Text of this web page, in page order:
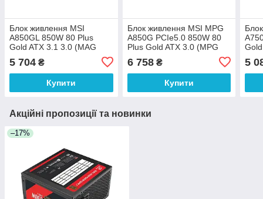
Блок живлення MSI
A850GL 850W 80 Plus
Gold ATX 3.1 3.0 (MAG
5 704 ₴
Купити
Блок живлення MSI MPG
A850G PCIe5.0 850W 80
Plus Gold ATX 3.0 (MPG
6 758₴
Купити
5
Акційні пропозиції та новинки
–17%